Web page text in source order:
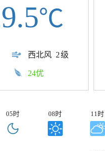
西北风 2级
℃
24优
05时 08时 11时